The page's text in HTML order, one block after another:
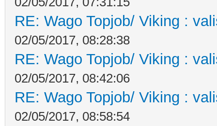
RE: Wago Topjob/ Viking :
02/05/2017, 08:28:38
RE: Wago Topjob/ Viking :
02/05/2017, 08:42:06
RE: Wago Topjob/ Viking :
02/05/2017, 08:58:54